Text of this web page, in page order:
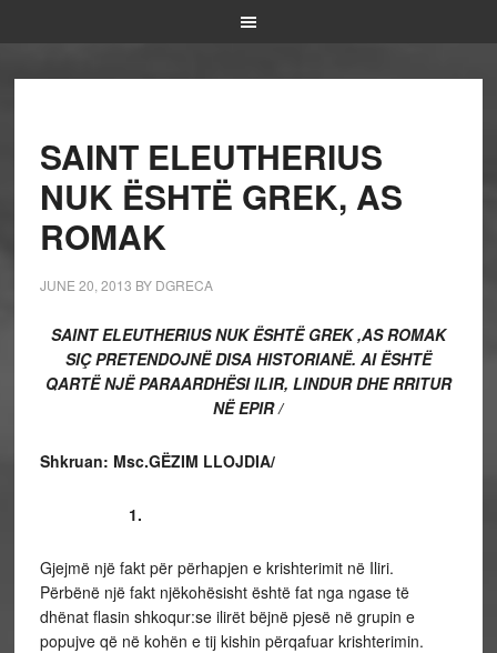
SAINT ELEUTHERIUS
NUK ËSHTË GREK, AS
ROMAK
JUNE 20, 2013 BY DGRECA
SAINT ELEUTHERIUS NUK ËSHTË GREK ,AS ROMAK
SIÇ PRETENDOJNË DISA HISTORIANË. AI ËSHTË
QARTË NJË PARAARDHËSI ILIR, LINDUR DHE RRITUR
NË EPIR /
Shkruan: Msc.GËZIM LLOJDIA/
1.
Gjejmë një fakt për përhapjen e krishterimit në Iliri.
Përbënë një fakt njëkohësisht është fat nga ngase të
dhënat flasin shkoqur:se ilirët bëjnë pjesë në grupin e
popujve që në kohën e tij kishin përqafuar krishterimin.